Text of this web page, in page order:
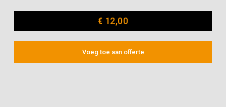
€ 12,00
Voeg toe aan offerte